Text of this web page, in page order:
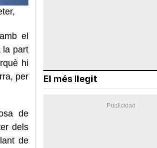
el
la part
hi
per
de
dels
de
El més llegit